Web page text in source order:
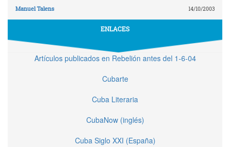
Manuel Talens 14/10/2003
ENLACES
Artículos publicados en Rebelión antes del 1-6-04
Cubarte
Cuba Literaria
CubaNow (inglés)
Cuba Siglo XXI (España)